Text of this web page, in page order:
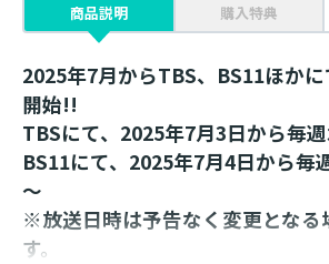
商品説明 購入特典
2025年7月からTBS、BS11ほか
開始!!
TBSにて、2025年7月3日から毎
BS11にて、2025年7月4日から毎
～
※放送日時は予告なく変更となる
す。